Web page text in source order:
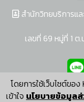
โดยการใช้เว็บไซต์ขอ
เข้าใจ นโยบายข้อมูล
สำนักวิทยบริการแล
เลขที่ 69 หมู่ที่ 1
ผู้พัฒ